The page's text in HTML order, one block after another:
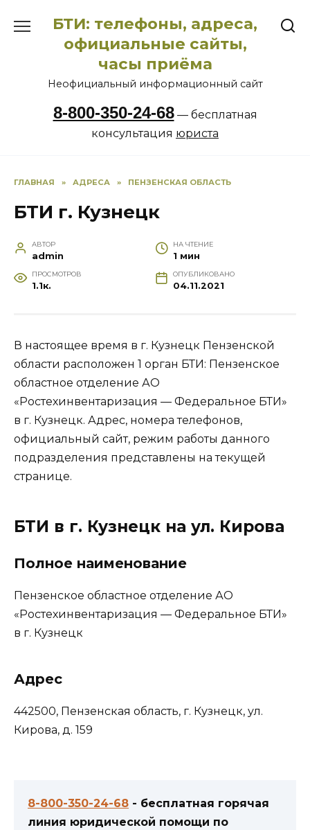
содержанию
БТИ: телефоны, адреса,
официальные сайты,
часы приёма
Неофициальный информационный сайт
8-800-350-24-68— бесплатная
консультация юриста
ГЛАВНАЯ » АДРЕСА » ПЕНЗЕНСКАЯ ОБЛАСТЬ
БТИ г. Кузнецк
АВТОР
admin
НА ЧТЕНИЕ
1 мин
ПРОСМОТРОВ
1.1к.
ОПУБЛИКОВАНО
04.11.2021
В настоящее время в г. Кузнецк Пензенской
области расположен 1 орган БТИ: Пензенское
областное отделение АО
«Ростехинвентаризация — Федеральное БТИ»
в г. Кузнецк. Адрес, номера телефонов,
официальный сайт, режим работы данного
подразделения представлены на текущей
странице.
БТИ в г. Кузнецк на ул. Кирова
Полное наименование
Пензенское областное отделение АО
«Ростехинвентаризация — Федеральное БТИ»
в г. Кузнецк
Адрес
442500, Пензенская область, г. Кузнецк, ул.
Кирова, д. 159
8-800-350-24-68 - бесплатная горячая
линия юридической помощи по